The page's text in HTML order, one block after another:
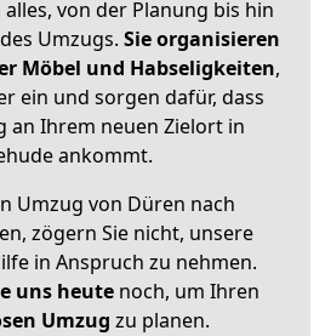
von der Planung bis hin
Umzugs. Sie organisieren
Möbel und Habseligkeiten,
ein und sorgen dafür, dass
an Ihrem neuen Zielort in
ankommt.
Umzug von Düren nach
zögern Sie nicht, unsere
in Anspruch zu nehmen.
uns heutenoch, um Ihren
Umzug zu planen.